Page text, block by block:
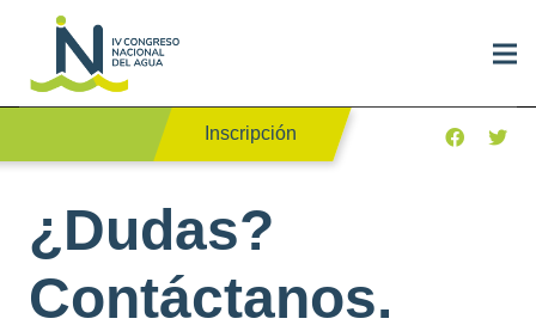
Inscripción
¿Dudas?
Contáctanos.